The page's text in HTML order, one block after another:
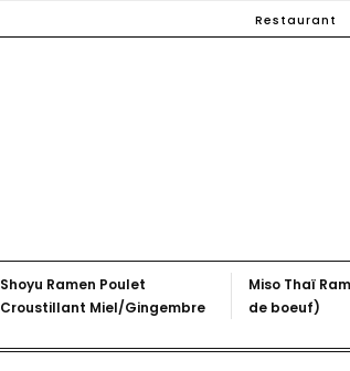
Restaurant
Shoyu Ramen Poulet
Croustillant Miel/Gingembre
Miso Thaï
de boeuf)